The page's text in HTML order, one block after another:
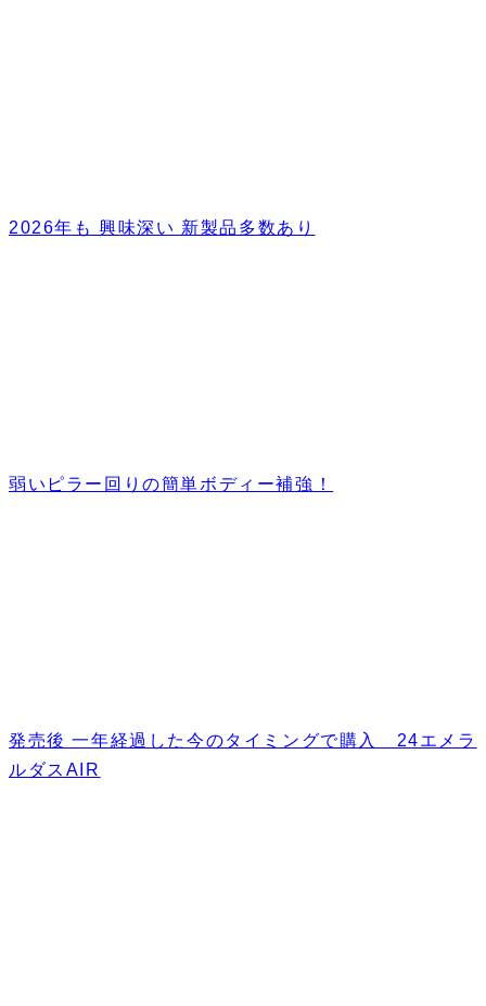
2026年も 興味深い 新製品多数あり
弱いピラー回りの簡単ボディー補強！
発売後 一年経過した今のタイミングで購入 24エメラ
ルダスAIR